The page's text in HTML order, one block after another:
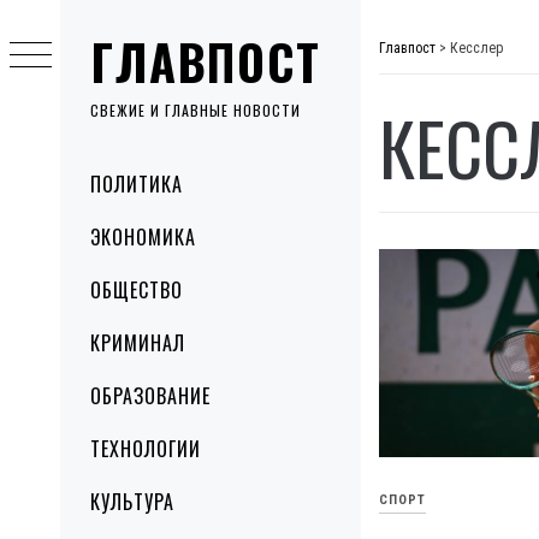
ГЛАВПОСТ
СВЕЖИЕ И ГЛАВНЫЕ НОВОСТИ
MenuПОЛИТИКА
ЭКОНОМИКА
ОБЩЕСТВО
КРИМИНАЛ
ОБРАЗОВАНИЕ
ТЕХНОЛОГИИ
КУЛЬТУРА
to
content
Главпост > Кесслер
СПОРТ